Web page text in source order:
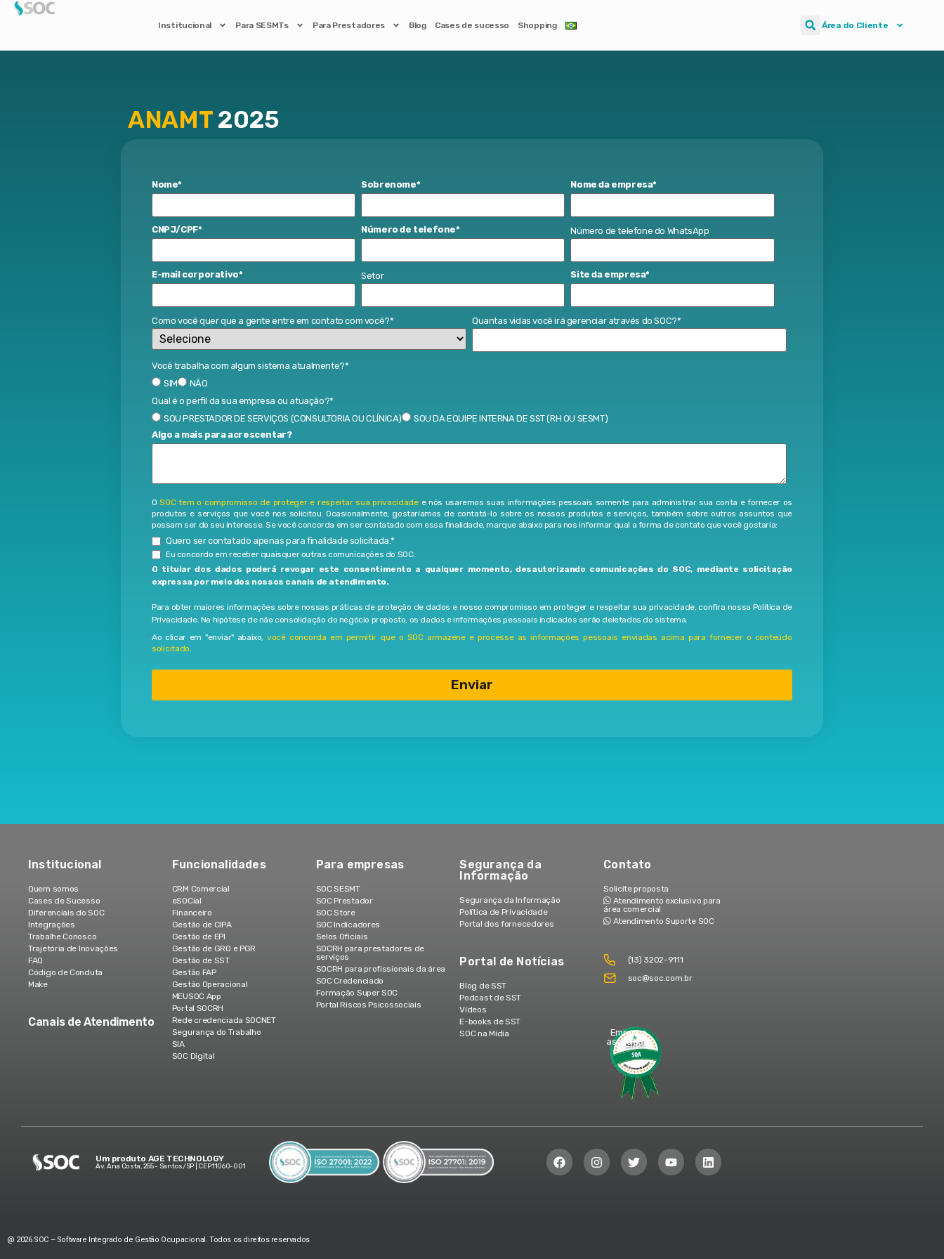
Institucional Para SESMTs Para Prestadores Blog Cases de sucesso Shopping Área do Cliente
ANAMT2025
Nome* Sobrenome* Nome da empresa*
CNPJ/CPF* Número de telefone* Número de telefone do WhatsApp
E-mail corporativo* Setor Site da empresa*
Como você quer que a gente entre em contato com você?* Quantas vidas você irá gerenciar através do SOC?*
Você trabalha com algum sistema atualmente?*
SIM
NÃO
Qual é o perfil da sua empresa ou atuação?*
SOU PRESTADOR DE SERVIÇOS (CONSULTORIA OU CLÍNICA)
SOU DA EQUIPE INTERNA DE SST (RH OU SESMT)
Algo a mais para acrescentar?
OSOC tem o compromisso de proteger e respeitar sua privacidadee nós usaremos suas informações pessoais somente para administrar sua conta e fornecer os
produtos e serviços que você nos solicitou. Ocasionalmente, gostaríamos de contatá-lo sobre os nossos produtos e serviços, também sobre outros assuntos que
possam ser do seu interesse. Se você concorda em ser contatado com essa finalidade, marque abaixo para nos informar qual a forma de contato que você gostaria:
Quero ser contatado apenas para finalidade solicitada.*
Eu concordo em receber quaisquer outras comunicações do SOC.
O titular dos dados poderá revogar este consentimento a qualquer momento, desautorizando comunicações do SOC, mediante solicitação
expressa por meio dos nossos canais de atendimento.
Para obter maiores informações sobre nossas práticas de proteção de dados e nosso compromisso em proteger e respeitar sua privacidade, confira nossa Política de
Privacidade. Na hipótese de não consolidação do negócio proposto, os dados e informações pessoais indicados serão deletados do sistema.
Ao clicar em "enviar" abaixo, você concorda em permitir que o SOC armazene e processe as informações pessoais enviadas acima para fornecer o conteúdo
solicitado.
Institucional
Quem somos
Cases de Sucesso
Diferenciais do SOC
Integrações
Trabalhe Conosco
Trajetória de Inovações
FAQ
Código de Conduta
Make
Canais de Atendimento
Funcionalidades
CRM Comercial
eSOCial
Financeiro
Gestão de CIPA
Gestão de EPI
Gestão de GRO e PGR
Gestão de SST
Gestão FAP
Gestão Operacional
MEUSOC App
Portal SOCRH
Rede credenciada SOCNET
Segurança do Trabalho
SIA
SOC Digital
Para empresas
SOC SESMT
SOC Prestador
SOC Store
SOC Indicadores
Selos Oficiais
SOCRH para prestadores de
serviços
SOCRH para profissionais da área
SOC Credenciado
Formação Super SOC
Portal Riscos Psicossociais
Segurança da
Informação
Segurança da Informação
Política de Privacidade
Portal dos fornecedores
Portal de Notícias
Blog de SST
Podcast de SST
Vídeos
E-books de SST
SOC na Mídia
Contato
Solicite proposta
Atendimento exclusivo para
área comercial
Atendimento Suporte SOC
(13) 3202-9111
soc@soc.com.br
Empresa
associada:
Um produto AGE TECHNOLOGY
Av. Ana Costa, 255 - Santos/SP | CEP 11060-001
@ 2026 SOC – Software Integrado de Gestão Ocupacional. Todos os direitos reservados